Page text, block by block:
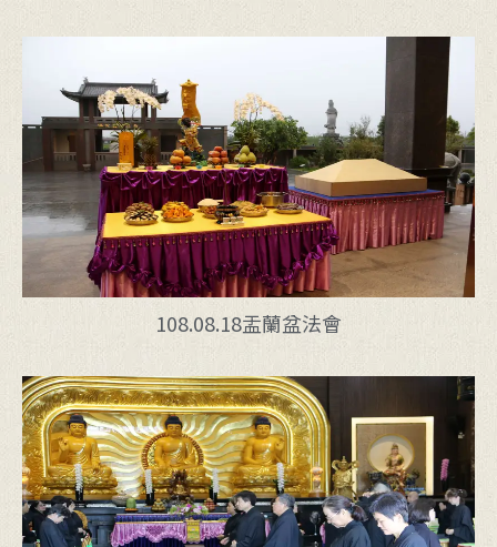
108.08.18盂蘭盆法會